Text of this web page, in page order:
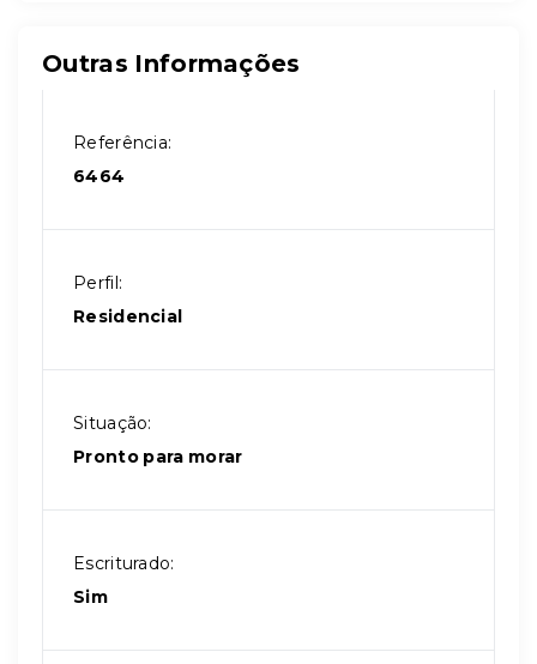
Outras Informações
Referência:
6464
Perfil:
Residencial
Situação:
Pronto para morar
Escriturado:
Sim